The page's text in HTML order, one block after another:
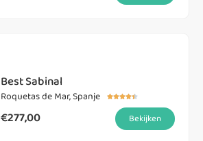
Best Sabinal
Roquetas de Mar, Spanje 
€277,00 Bekijken